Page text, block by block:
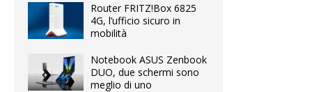
Router FRITZ!Box 6825
4G, l’ufficio sicuro in
mobilità
Notebook ASUS Zenbook
DUO, due schermi sono
meglio di uno